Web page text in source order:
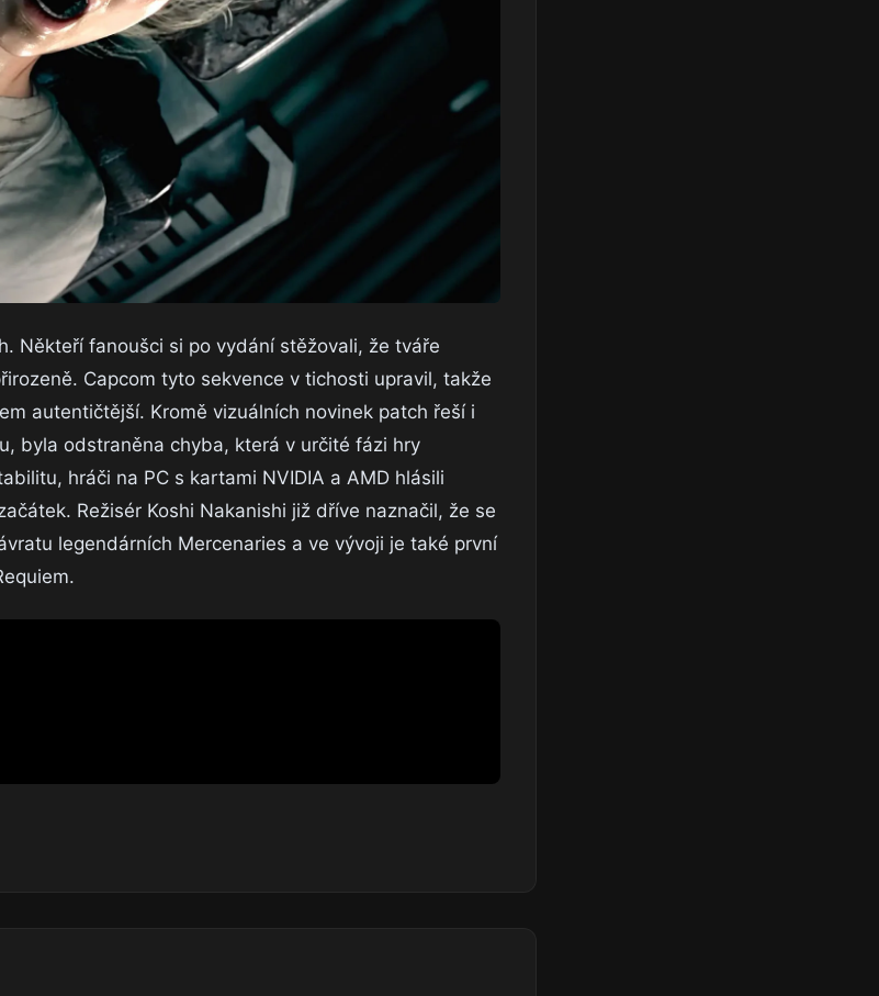
Někteří fanoušci si po vydání stěžovali, že tváře
Capcom tyto sekvence v tichosti upravil, takže
autentičtější. Kromě vizuálních novinek patch řeší i
byla odstraněna chyba, která v určité fázi hry
hráči na PC s kartami NVIDIA a AMD hlásili
Režisér Koshi Nakanishi již dříve naznačil, že se
legendárních Mercenaries a ve vývoji je také první